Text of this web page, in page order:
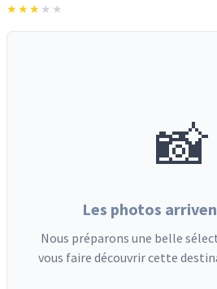
★★★ ★ ★
📸
Les photos
Nous préparons une belle
vous faire découvrir cette